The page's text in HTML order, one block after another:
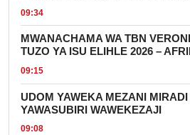
09:34
MWANACHAMA WA TBN
TUZO YA ISU ELIHLE 2026 –
09:15
UDOM YAWEKA MEZANI
YAWASUBIRI WAWEKEZAJI
09:08